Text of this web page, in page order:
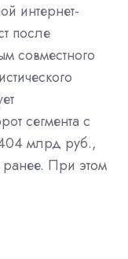
интернет-
после
совместного
сегмента с
404 млрд руб.,
При этом